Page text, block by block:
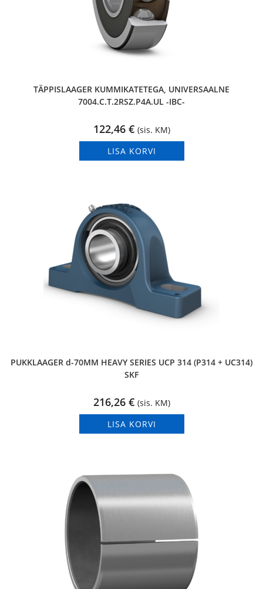
TÄPPISLAAGER KUMMIKATETEGA, UNIVERSAALNE
7004.C.T.2RSZ.P4A.UL -IBC-
122,46 € (sis. KM)
LISA KORVI
PUKKLAAGER d-70MM HEAVY SERIES UCP 314 (P314 + UC314)
SKF
216,26 € (sis. KM)
LISA KORVI